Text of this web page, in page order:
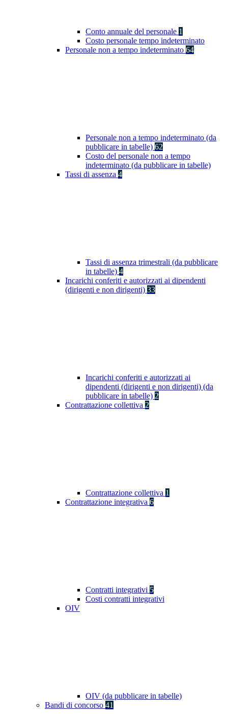
Conto annuale del personale 1
Costo personale tempo indeterminato
Personale non a tempo indeterminato 64
Personale non a tempo indeterminato (da
pubblicare in tabelle) 62
Costo del personale non a tempo
indeterminato (da pubblicare in tabelle)
Tassi di assenza 4
Tassi di assenza trimestrali (da pubblicare
in tabelle) 4
Incarichi conferiti e autorizzati ai dipendenti
(dirigenti e non dirigenti) 33
Incarichi conferiti e autorizzati ai
dipendenti (dirigenti e non dirigenti) (da
pubblicare in tabelle) 2
Contrattazione collettiva 2
Contrattazione collettiva 1
Contrattazione integrativa 6
Contratti integrativi 5
Costi contratti integrativi
OIV
OIV (da pubblicare in tabelle)
Bandi di concorso 41